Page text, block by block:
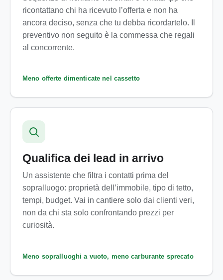
ricontattano chi ha ricevuto l’offerta e non ha
ancora deciso, senza che tu debba ricordartelo. Il
preventivo non seguito è la commessa che regali
al concorrente.
Meno offerte dimenticate nel cassetto
Qualifica dei lead in arrivo
Un assistente che filtra i contatti prima del
sopralluogo: proprietà dell’immobile, tipo di tetto,
tempi, budget. Vai in cantiere solo dai clienti veri,
non da chi sta solo confrontando prezzi per
curiosità.
Meno sopralluoghi a vuoto, meno carburante sprecato